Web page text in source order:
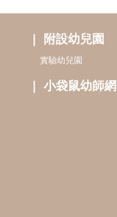
附設幼兒園
實驗幼兒園
小袋鼠幼師網